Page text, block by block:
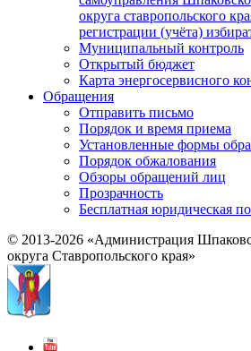
округа ставропольского
регистрации (учёта)
Муниципальный контроль
Открытый бюджет
Карта энергосервисного
Обращения
Отправить письмо
Порядок и время приема
Установленные формы
Порядок обжалования
Обзоры обращений лиц
Прозрачность
Бесплатная юридическая
© 2013-2026 «Администрация
округа Ставропольского края»